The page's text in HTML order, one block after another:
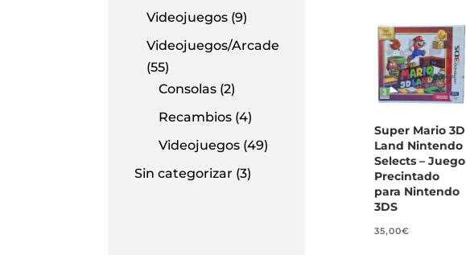
Videojuegos (9)
Videojuegos/Arcade
(55)
Consolas (2)
Recambios (4)
Videojuegos (49)
Sin categorizar (3)
Super Mario 3D
Land Nintendo
Selects – Juego
Precintado
para Nintendo
3DS
35,00€